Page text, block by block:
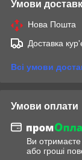
Умови
Нова Пошта
Доставка
Всі умови
Умови оплати
Ви
або гроші